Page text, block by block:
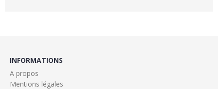
INFORMATIONS
A propos
Mentions légales